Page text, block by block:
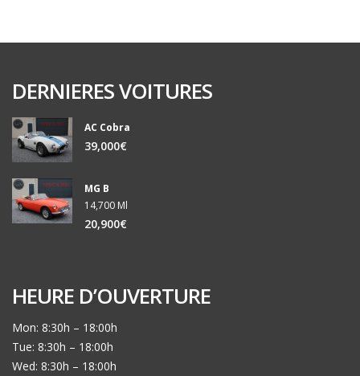
DERNIERES VOITURES
AC Cobra
39,000€
MG B
14,700 Ml
20,900€
HEURE D’OUVERTURE
Mon: 8:30h – 18:00h
Tue: 8:30h – 18:00h
Wed: 8:30h – 18:00h